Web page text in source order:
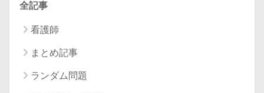
全記事
看護師
まとめ記事
ランダム問題